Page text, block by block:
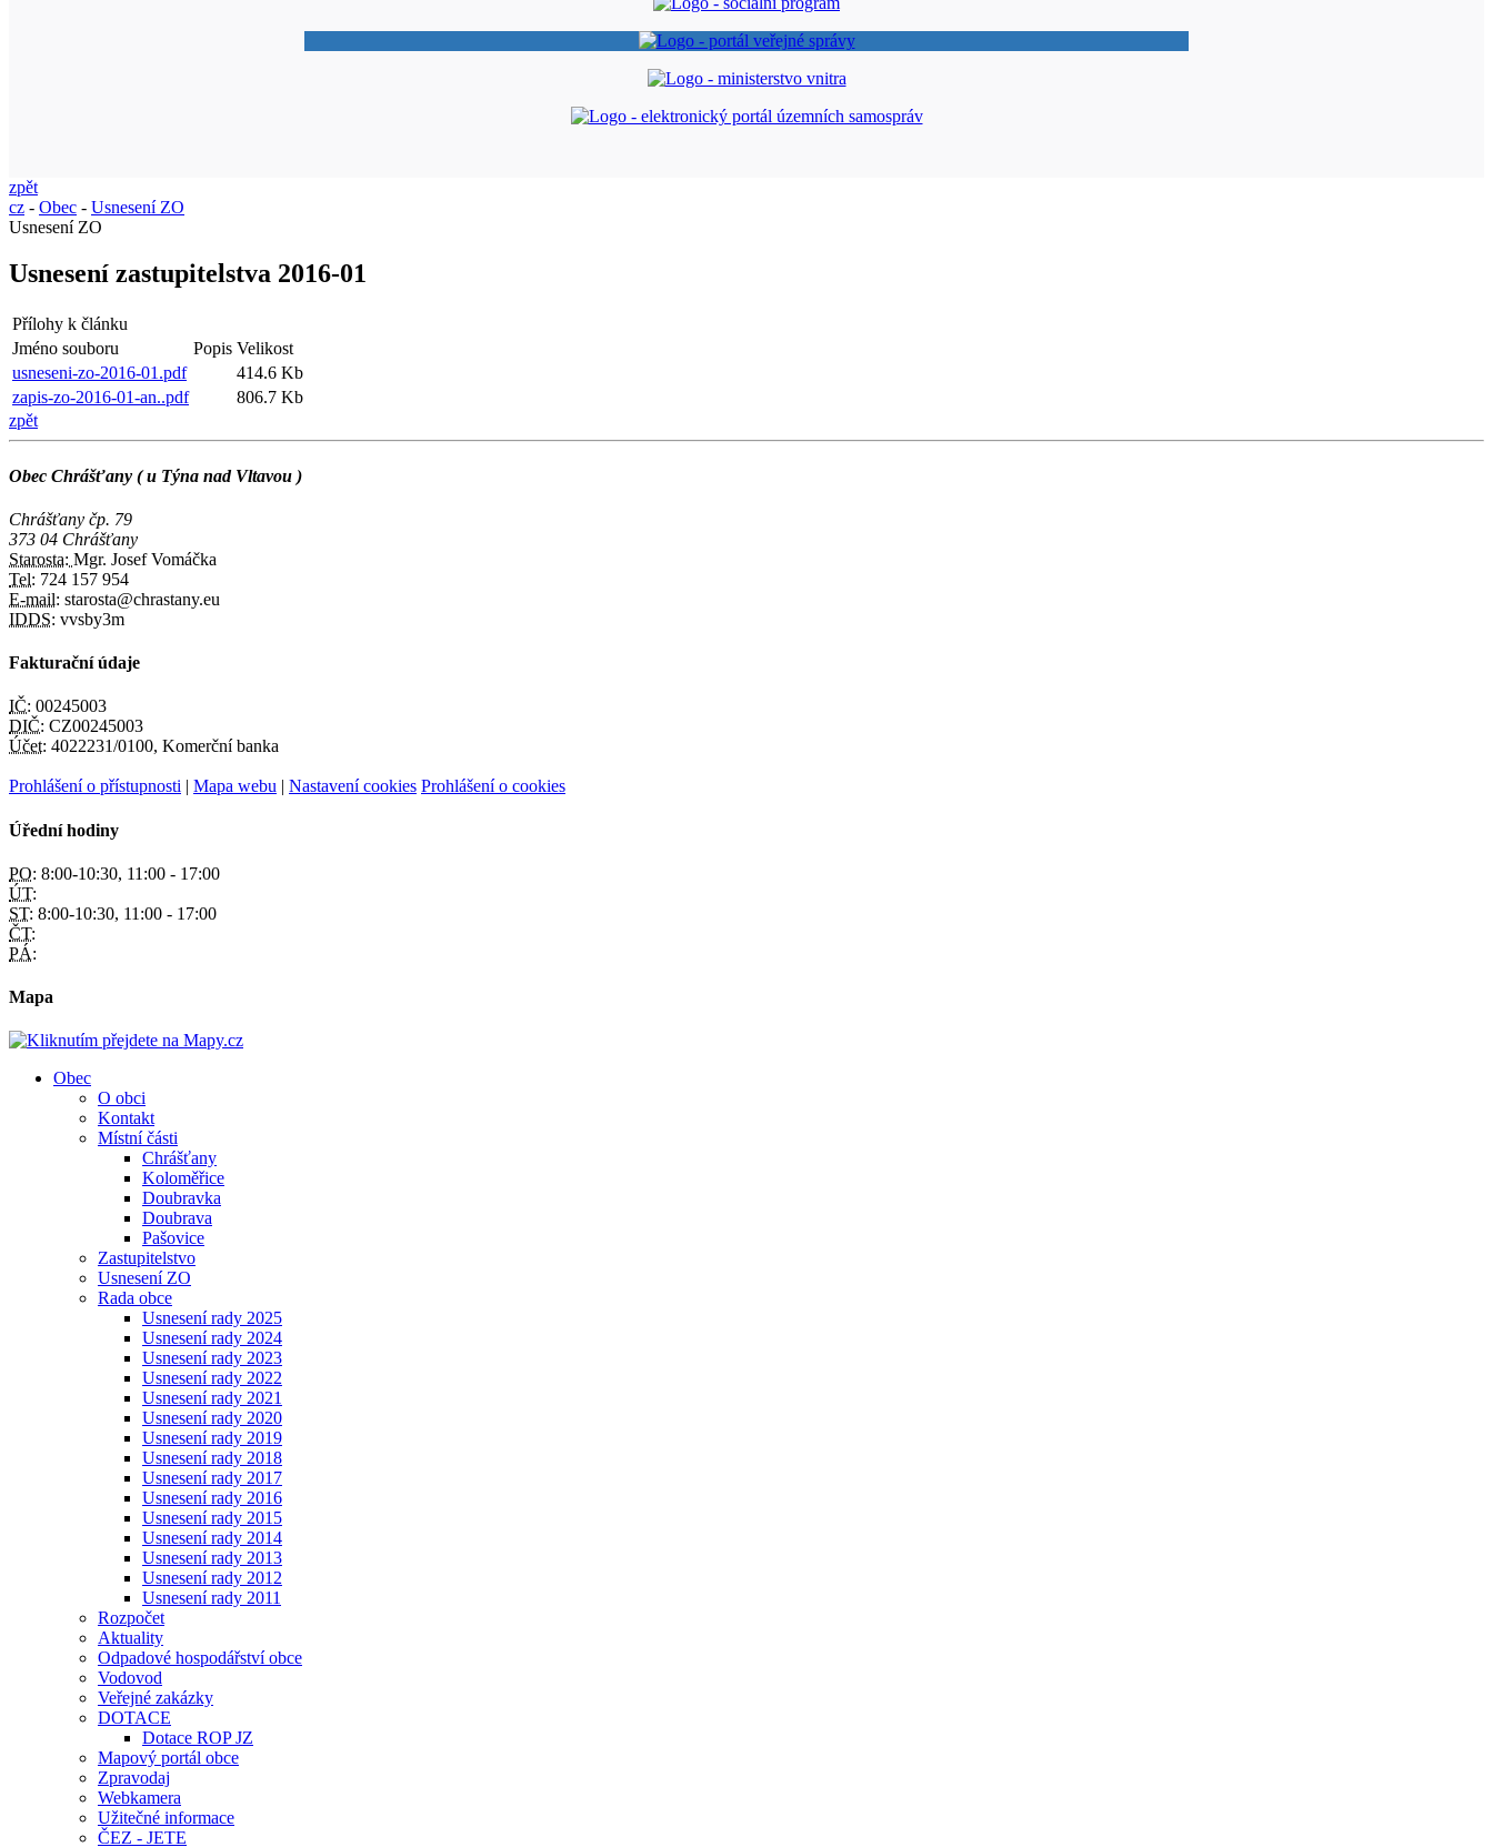
zpět
cz - Obec - Usnesení ZO
Usnesení ZO
Usnesení zastupitelstva 2016-01
Přílohy k článku
Jméno souboru
Popis Velikost
usneseni-zo-2016-01.pdf
414.6 Kb
zapis-zo-2016-01-an..pdf
806.7 Kb
zpět
Obec Chrášťany ( u Týna nad Vltavou )
Chrášťany čp. 79
373 04 Chrášťany
Starosta: Mgr. Josef Vomáčka
Tel: 724 157 954
E-mail: starosta@chrastany.eu
IDDS: vvsby3m
Fakturační údaje
IČ: 00245003
DIČ: CZ00245003
Účet: 4022231/0100, Komerční banka
Prohlášení o přístupnosti | Mapa webu | Nastavení cookies Prohlášení o cookies
Úřední hodiny
PO: 8:00-10:30, 11:00 - 17:00
ÚT:
ST: 8:00-10:30, 11:00 - 17:00
ČT:
PÁ:
Mapa
Obec
O obci
Kontakt
Místní části
Chrášťany
Koloměřice
Doubravka
Doubrava
Pašovice
Zastupitelstvo
Usnesení ZO
Rada obce
Usnesení rady 2025
Usnesení rady 2024
Usnesení rady 2023
Usnesení rady 2022
Usnesení rady 2021
Usnesení rady 2020
Usnesení rady 2019
Usnesení rady 2018
Usnesení rady 2017
Usnesení rady 2016
Usnesení rady 2015
Usnesení rady 2014
Usnesení rady 2013
Usnesení rady 2012
Usnesení rady 2011
Rozpočet
Aktuality
Odpadové hospodářství obce
Vodovod
Veřejné zakázky
DOTACE
Dotace ROP JZ
Mapový portál obce
Zpravodaj
Webkamera
Užitečné informace
ČEZ - JETE